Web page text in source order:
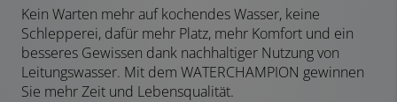
Kein Warten mehr auf kochendes Wasser, keine
Schlepperei, dafür mehr Platz, mehr Komfort und ein
besseres Gewissen dank nachhaltiger Nutzung von
Leitungswasser. Mit dem WATERCHAMPION gewinnen
Sie mehr Zeit und Lebensqualität.